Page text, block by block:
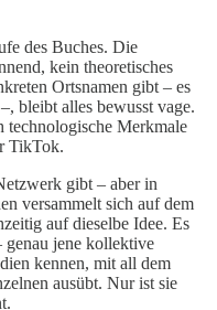
des Buches. Die
kein theoretisches
Ortsnamen gibt – es
bleibt alles bewusst vage.
technologische Merkmale
TikTok.
gibt – aber in
versammelt sich auf dem
auf dieselbe Idee. Es
genau jene kollektive
kennen, mit all dem
ausübt. Nur ist sie